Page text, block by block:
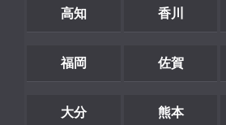
高知 香川
福岡 佐賀
大分 熊本